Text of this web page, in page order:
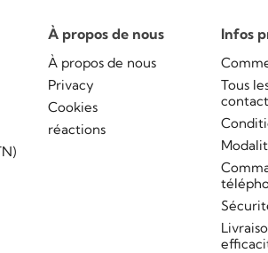
À propos de nous
À propos de nous
Privacy
Cookies
réactions
Infos
Tous
contact